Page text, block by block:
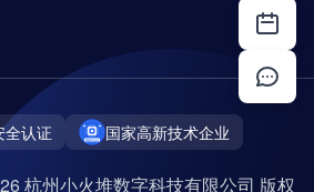
全认证 国家高新技术企业
杭州小火堆数字科技有限公司 版权